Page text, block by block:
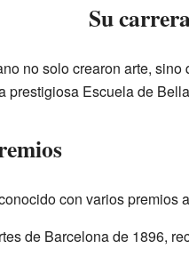
Su
no solo crearon arte,
prestigiosa Escuela de
con varios premios
de Barcelona de 1896,